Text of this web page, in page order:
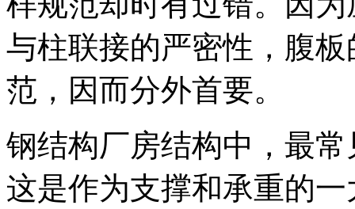
与柱联接的严密性，腹
范，因而分外首要。
钢结构厂房结构中，最
这是作为支撑和承重的